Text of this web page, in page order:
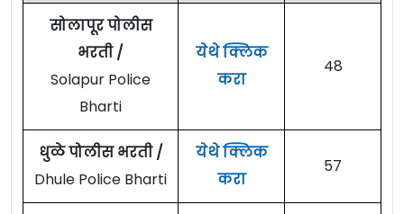
सोलापूर पोलीस
भरती /
Solapur Police
Bharti
येथे क्लिक
करा
48
धुळे पोलीस भरती /
Dhule Police Bharti
येथे क्लिक
करा
57